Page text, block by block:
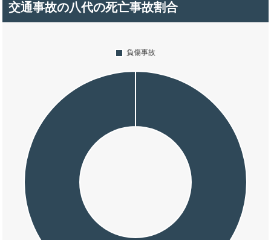
交通事故の八代の死亡事故割合